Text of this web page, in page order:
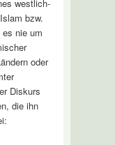
westlich-
bzw.
nie um
oder
Diskurs
die ihn